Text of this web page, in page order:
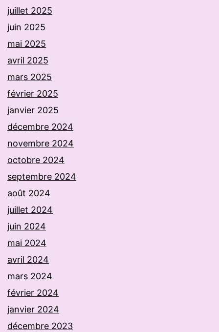
juillet 2025
juin 2025
mai 2025
avril 2025
mars 2025
février 2025
janvier 2025
décembre 2024
novembre 2024
octobre 2024
septembre 2024
août 2024
juillet 2024
juin 2024
mai 2024
avril 2024
mars 2024
février 2024
janvier 2024
décembre 2023